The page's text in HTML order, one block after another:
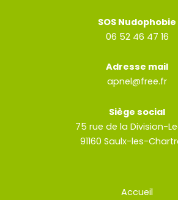
SOS Nudophobie
06 52 46 47 16
Adresse mail
apnel@free.fr
Siège social
75 rue de la Division-
91160 Saulx-les-
Accueil